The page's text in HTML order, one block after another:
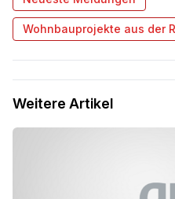
Wohnbauprojekte aus der
Weitere Artikel